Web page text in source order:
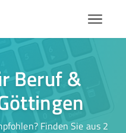
Beruf &
Finden Sie aus 2